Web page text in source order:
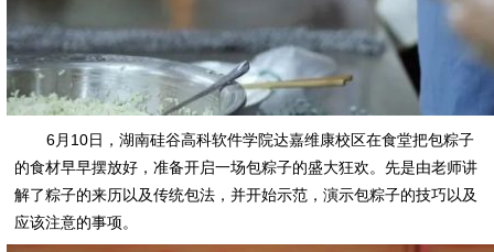
6月10日，湖南硅谷高科软件学院达嘉维康校区在食堂把包粽子
的食材早早摆放好，准备开启一场包粽子的盛大狂欢。先是由老师讲
解了粽子的来历以及传统包法，并开始示范，演示包粽子的技巧以及
应该注意的事项。